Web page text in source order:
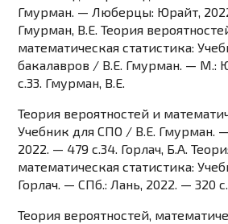
Гмурман. — Люберцы: Юрайт,
Гмурман, В.Е. Теория
математическая статистика:
бакалавров / В.Е. Гмурман. — М.:
c.33. Гмурман, В.Е.
Теория вероятностей и
Учебник для СПО / В.Е. Гмурман.
2022. — 479 c.34. Горлач, Б.А.
математическая статистика:
Горлач. — СПб.: Лань, 2022. — 320
Теория вероятностей,